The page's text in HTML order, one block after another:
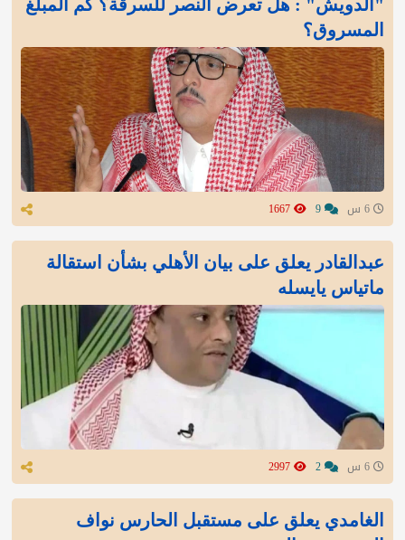
"الدويش" : هل تعرض النصر للسرقة؟ كم المبلغ
المسروق؟
عبدالقادر يعلق على بيان الأهلي بشأن استقالة
ماتياس يايسله
الغامدي يعلق على مستقبل الحارس نواف